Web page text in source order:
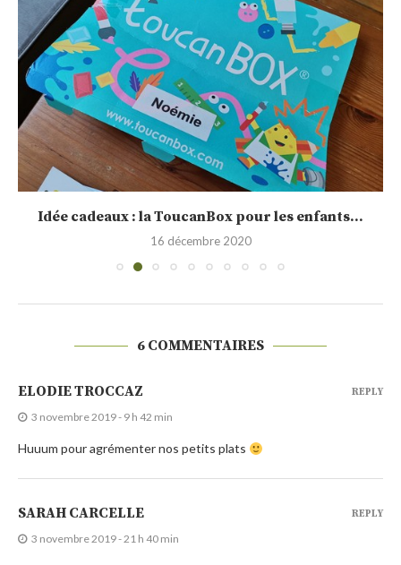
Idée cadeaux : la ToucanBox pour les enfants...
16 décembre 2020
6 COMMENTAIRES
ELODIE TROCCAZ
3 novembre 2019 - 9 h 42 min
Huuum pour agrémenter nos petits plats
REPLY
SARAH CARCELLE
3 novembre 2019 - 21 h 40 min
REPLY